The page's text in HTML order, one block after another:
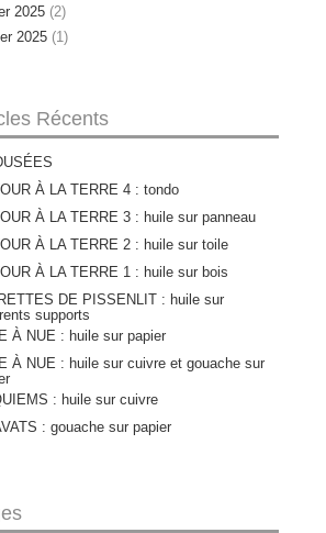
2025 (2)
2025 (1)
Récents
À LA TERRE 4 : tondo
À LA TERRE 3 : huile sur panneau
À LA TERRE 2 : huile sur toile
À LA TERRE 1 : huile sur bois
DE PISSENLIT : huile sur
supports
À NUE : huile sur papier
À NUE : huile sur cuivre et gouache sur
: huile sur cuivre
: gouache sur papier